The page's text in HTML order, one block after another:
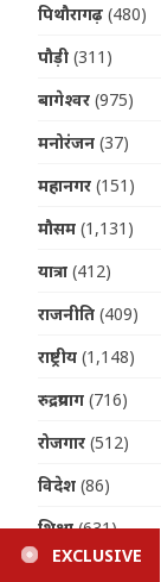
पिथौरागढ़ (480)
पौड़ी (311)
बागेश्वर (975)
मनोरंजन (37)
महानगर (151)
मौसम (1,131)
यात्रा (412)
राजनीति (409)
राष्ट्रीय (1,148)
रुद्रप्रयाग (716)
रोजगार (512)
विदेश (86)
शिक्षा(631)
EXCLUSIVE
9.87 लाख पेंशन